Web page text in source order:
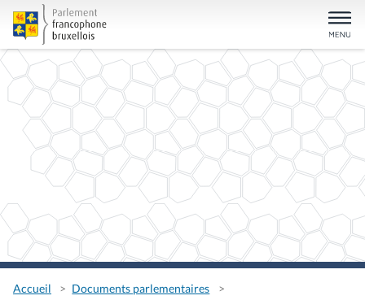
Accueil
Documents parlementaires